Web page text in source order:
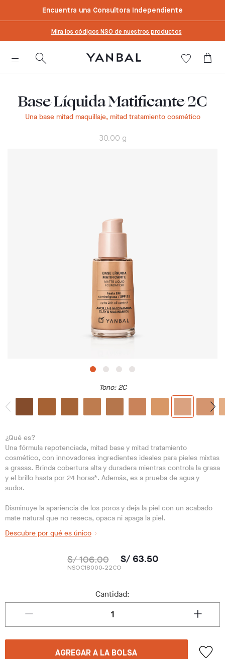
Encuentra una Consultora Independiente
Mira los códigos NSO de nuestros productos
Base Líquida Matificante 2C
Una base mitad maquillaje, mitad tratamiento cosmético
30.00 g
Tono: 2C
¿Qué es?
Una fórmula repotenciada, mitad base y mitad tratamiento
cosmético, con innovadores ingredientes ideales para pieles mixtas
a grasas. Brinda cobertura alta y duradera mientras controla la grasa
y el brillo hasta por 24 horas*. Además, es a prueba de agua y
sudor.
Disminuye la apariencia de los poros y deja la piel con un acabado
mate natural que no reseca, opaca ni apaga la piel.
Descubre por qué es único
S/ 106.00 S/ 63.50
NSOC18000-22CO
Cantidad:
AGREGAR A LA BOLSA